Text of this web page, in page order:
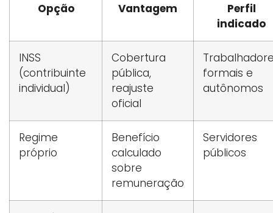
Opção Vantagem
Perfil
indicado
INSS
(contribuinte
individual)
Cobertura
pública,
reajuste
oficial
formais e
autônomos
Regime
próprio
Benefício
calculado
sobre
remuneração
Servidores
públicos